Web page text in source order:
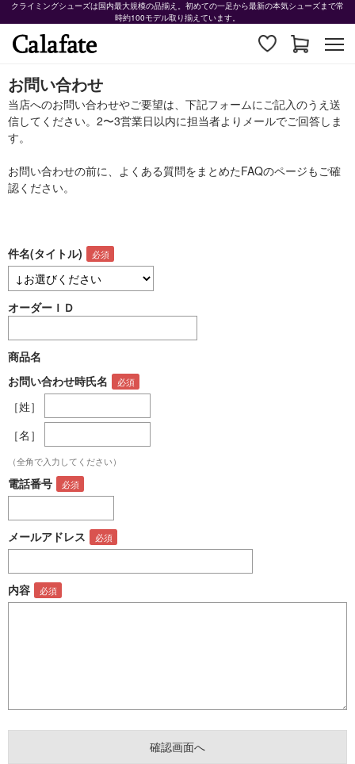
クライミングシューズは国内最大規模の品揃え。初めての一足から最新の本気シューズまで常
時約100モデル取り揃えています。
お問い合わせ
当店へのお問い合わせやご要望は、下記フォームにご記入のうえ送
信してください。2〜3営業日以内に担当者よりメールでご回答しま
す。
お問い合わせの前に、よくある質問をまとめたFAQのページもご確
認ください。
件名(タイトル)
オーダーＩＤ
商品名
お問い合わせ時氏名
［姓］
［名］
（全角で入力してください）
電話番号
メールアドレス
内容